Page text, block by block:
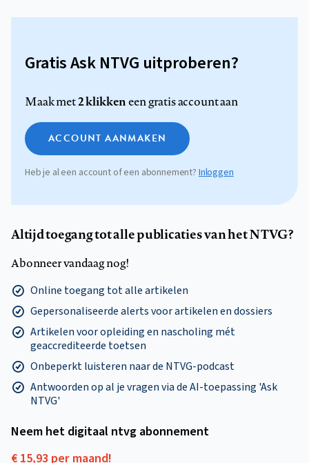
Gratis Ask NTVG uitproberen?
Maak met2 klikkeneen gratis account aan
ACCOUNT AANMAKEN
Heb je al een account of een abonnement?Inloggen
Altijd toegang tot alle publicaties van het NTVG?
Abonneer vandaag nog!
Online toegang tot alle artikelen
Gepersonaliseerde alerts voor artikelen en dossiers
Artikelen voor opleiding en nascholing mét
geaccrediteerde toetsen
Onbeperkt luisteren naar de NTVG-podcast
Antwoorden op al je vragen via de AI-toepassing 'Ask
NTVG'
Neem het digitaal ntvg abonnement
€ 15,93 per maand!